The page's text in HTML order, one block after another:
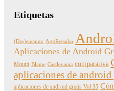
Etiquetas
(Des)encanto AggRetsuko
Aplicaciones de Android
Mouth Blame Castlevania comparativa
aplicaciones de
aplicaciones de android gratis Vol 35